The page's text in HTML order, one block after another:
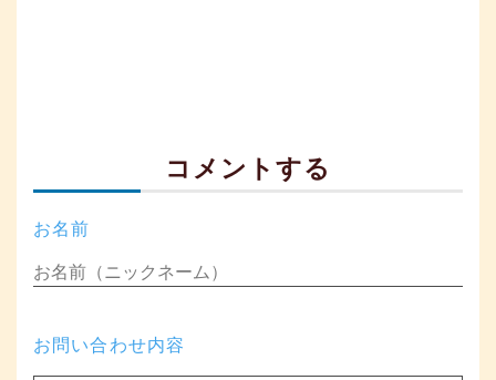
コメントする
お名前
お問い合わせ内容